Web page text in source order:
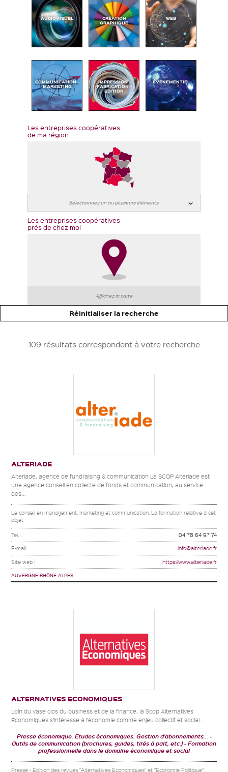
AUDIOVISUEL CRÉATION
GRAPHIQUE
WEB
COMMUNICATION -
MARKETING
IMPRESSION -
FABRICATION -
EDITION
ÉVÉNEMENTIEL
Les entreprises coopératives
de ma région
Les entreprises coopératives
près de chez moi
Affichez la carte
Réinitialiser la recherche
109 résultats correspondent à votre recherche
ALTERIADE
Alteriade, agence de fundraising & communication La SCOP Alteriade est
une agence conseil en collecte de fonds et communication, au service
des...
Le conseil en management, marketing et communication. La formation relative à cet
objet
Tel. : 04 78 64 97 74
E-mail : info@alteriade.fr
Site web : https://www.alteriade.fr
AUVERGNE-RHÔNE-ALPES
ALTERNATIVES ECONOMIQUES
Loin du vase clos du business et de la finance, la Scop Alternatives
Economiques s’intéresse à l’économie comme enjeu collectif et social...
Presse économique. Etudes économiques. Gestion d'abonnements...
Outils de communication (brochures, guides, tirés à part, etc.)
Formation
professionnelle dans le domaine économique et social
Presse - Edition des revues "Alternatives Economiques" et "Economie Politique".